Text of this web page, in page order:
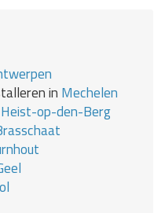
in Mechelen
Heist-op-den-Berg